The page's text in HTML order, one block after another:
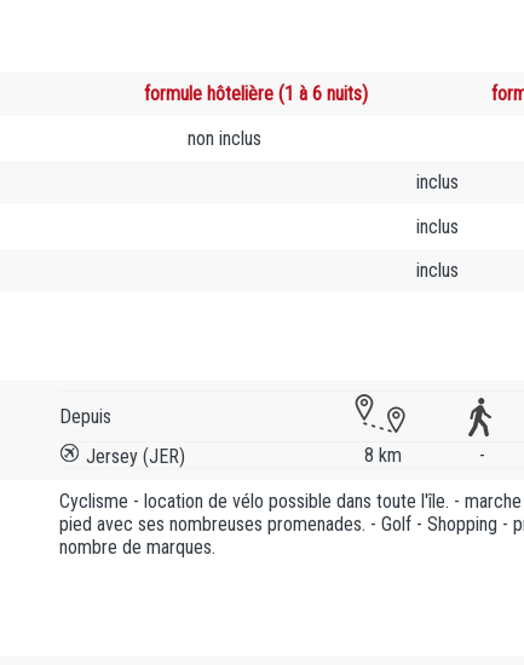
formule hôtelière (1 à 6 nuits)
non inclus
inclus
inclus
inclus
Depuis
Jersey (JER)
8 km -
Cyclisme - location de vélo possible dans toute l'île. -
pied avec ses nombreuses promenades. - Golf - Shopping -
nombre de marques.